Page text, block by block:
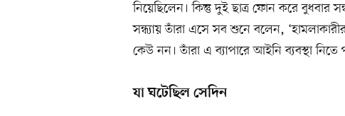
নিয়েছিলেন। কিন্তু দুই ছাত্র ফোন করে বুধবার
সন্ধ্যায় তাঁরা এসে সব শুনে বলেন,
কেউ নন। তাঁরা এ ব্যাপারে আইনি ব্যবস্থা নিতে
যা ঘটেছিল সেদিন